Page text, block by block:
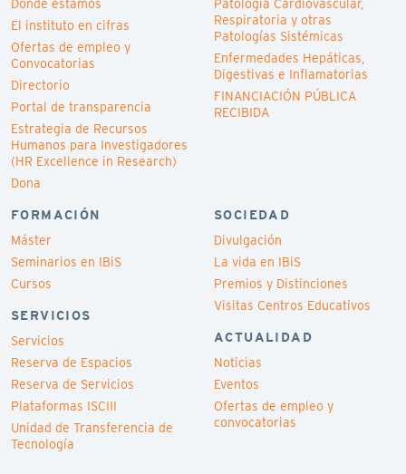
Dónde estamos
El instituto en cifras
Ofertas de empleo y
Convocatorias
Directorio
Portal de transparencia
Estrategia de Recursos
Humanos para Investigadores
(HR Excellence in Research)
Dona
Patología Cardiovascular,
Respiratoria y otras
Patologías Sistémicas
Enfermedades Hepáticas,
Digestivas e Inflamatorias
FINANCIACIÓN PÚBLICA
RECIBIDA
FORMACIÓN
Máster
Seminarios en IBiS
Cursos
SERVICIOS
Servicios
Reserva de Espacios
Reserva de Servicios
Plataformas ISCIII
Unidad de Transferencia de
Tecnología
SOCIEDAD
Divulgación
La vida en IBiS
Premios y Distinciones
Visitas Centros Educativos
ACTUALIDAD
Noticias
Eventos
Ofertas de empleo y
convocatorias